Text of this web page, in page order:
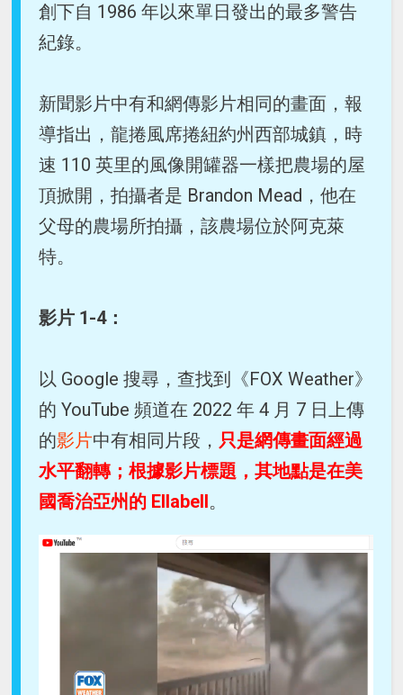
創下自 1986 年以來單日發出的最多警告
紀錄。
新聞影片中有和網傳影片相同的畫面，報
導指出，龍捲風席捲紐約州西部城鎮，時
速 110 英里的風像開罐器一樣把農場的屋
頂掀開，拍攝者是 Brandon Mead，他在
父母的農場所拍攝，該農場位於阿克萊
特。
影片 1-4：
以 Google 搜尋，查找到《FOX Weather》
的 YouTube 頻道在 2022 年 4 月 7 日上傳
的影片中有相同片段， 只是網傳畫面經過
水平翻轉；根據影片標題，其地點是在美
國喬治亞州的 Ellabell。